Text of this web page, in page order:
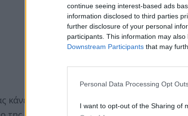
continue seeing interest-based ads
information disclosed to third parties
further disclosure of your personal
participants. This information may
Downstream Participants that may
Personal Data Processing Opt
I want to opt-out of the Sharing of
κάνει το πρώτο του μεγάλο σταθερό βήμα